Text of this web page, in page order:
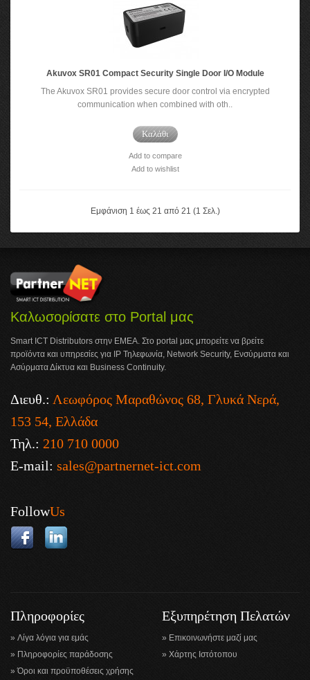
Akuvox SR01 Compact Security Single Door I/O Module
The Akuvox SR01 provides secure door control via encrypted
communication when combined with oth..
Καλάθι
Add to compare
Add to wishlist
Εμφάνιση 1 έως 21 από 21 (1 Σελ.)
Καλωσορίσατε στο Portal μας
Smart ICT Distributors στην ΕΜΕΑ. Στο portal μας μπορείτε να βρείτε
προϊόντα και υπηρεσίες για IP Τηλεφωνία, Network Security, Ενσύρματα και
Ασύρματα Δίκτυα και Business Continuity.
Διευθ.: Λεωφόρος Μαραθώνος 68, Γλυκά Νερά,
153 54, Ελλάδα
Τηλ.: 210 710 0000
E-mail: sales@partnernet-ict.com
FollowUs
Πληροφορίες
Λίγα λόγια για εμάς
Πληροφορίες παράδοσης
Όροι και προϋποθέσεις χρήσης
Εξυπηρέτηση Πελατών
Επικοινωνήστε μαζί μας
Χάρτης Ιστότοπου